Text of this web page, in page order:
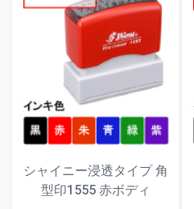
シャイニー浸透タイプ 角
型印1555 赤ボディ